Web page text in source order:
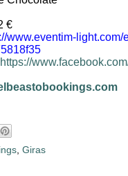
€
www.eventim-
https://
, Giras